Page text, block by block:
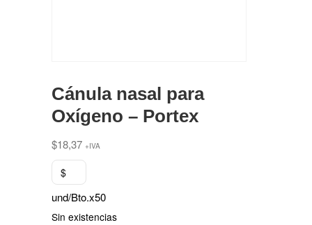
Cánula nasal para
Oxígeno – Portex
$18,37 +IVA
$
und/Bto.x50
Sin existencias